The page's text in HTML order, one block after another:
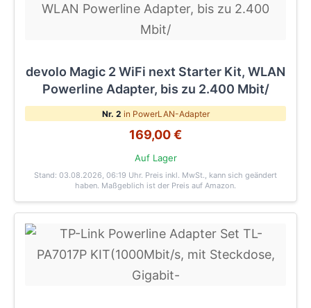
devolo Magic 2 WiFi next Starter Kit, WLAN
Powerline Adapter, bis zu 2.400 Mbit/
Nr. 2 in PowerLAN-Adapter
169,00 €
Auf Lager
Stand: 03.08.2026, 06:19 Uhr. Preis inkl. MwSt., kann sich geändert
haben. Maßgeblich ist der Preis auf Amazon.